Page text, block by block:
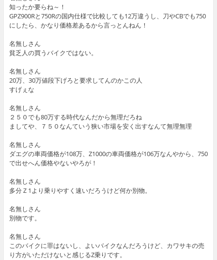
知ったか要らね～！
GPZ900Rと750Rの国内仕様で比較しても12万違うし、刀やCBでも750
にしたら、かなり価格差あるから言っとんねん！
名無しさん
貧乏人の買うバイクではない。
名無しさん
20万、30万値段下げろと要求してんのかこの人
すげぇな
名無しさん
２５０でも80万する時代なんだから無理だろね
ましてや、７５０なんていう狭い市場を安く出すなんて無理無理
名無しさん
ダエグの車両価格が108万、Z1000の車両価格が106万なんやから、750
で出せへん価格やないやろが！
名無しさん
多分Ｚ1より乗りやすく速いだろうけど何か別物。
名無しさん
別物です。
名無しさん
このバイクに罪はないし、よいバイクなんだろうけど、カワサキの売
り方がいただけないと感じるZ乗りです。